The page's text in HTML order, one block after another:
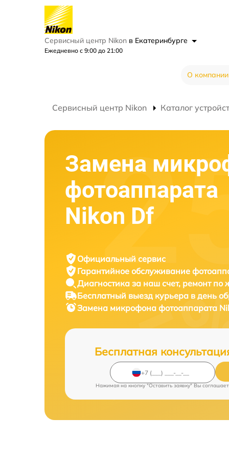
Сервисный центр Nikon в Екатеринбурге
Ежедневно с 9:00 до 21:00
О компании
Сервисный центр Nikon Каталог
Замена
фотоаппарата
Nikon Df
Официальный сервис
Гарантийное обслуживание
Диагностика за наш счет, ремонт по
Бесплатный выезд курьера в день
Замена микрофона фотоаппарата
Бесплатная
Нажимая на кнопку "Оставить заявку" Вы